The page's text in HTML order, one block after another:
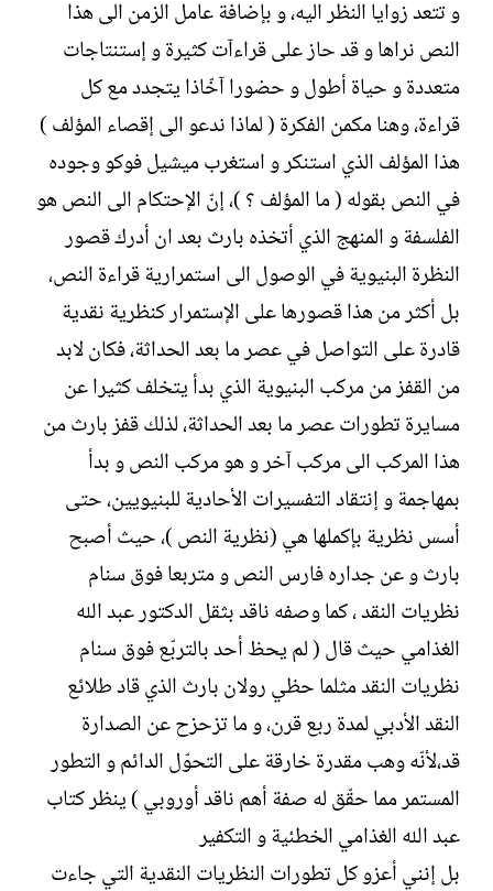
و تتعد زوايا النظر اليه، و بإضافة عامل الزمن الى هذا
النص نراها و قد حاز على قراءآت كثيرة و إستنتاجات
متعددة و حياة أطول و حضورا آخّاذا يتجدد مع كل
قراءة، وهنا مكمن الفكرة ( لماذا ندعو الى إقصاء المؤلف )
هذا المؤلف الذي استنكر و استغرب ميشيل فوكو وجوده
في النص بقوله ( ما المؤلف ؟ )، إنّ الإحتكام الى النص هو
الفلسفة و المنهج الذي أتخذه بارث بعد ان أدرك قصور
النظرة البنيوية في الوصول الى استمرارية قراءة النص،
بل أكثر من هذا قصورها على الإستمرار كنظرية نقدية
قادرة على التواصل في عصر ما بعد الحداثة، فكان لابد
من القفز من مركب البنيوية الذي بدأ يتخلف كثيرا عن
مسايرة تطورات عصر ما بعد الحداثة، لذلك قفز بارث من
هذا المركب الى مركب آخر و هو مركب النص و بدأ
بمهاجمة و إنتقاد التفسيرات الأحادية للبنيويين، حتى
أسس نظرية بإكملها هي (نظرية النص )، حيث أصبح
بارث و عن جداره فارس النص و متربعا فوق سنام
نظريات النقد ، كما وصفه ناقد بثقل الدكتور عبد الله
الغذامي حيث قال ( لم يحظ أحد بالتربّع فوق سنام
نظريات النقد مثلما حظي رولان بارث الذي قاد طلائع
النقد الأدبي لمدة ربع قرن، و ما تزحزح عن الصدارة
قد،لأنّه وهب مقدرة خارقة على التحوّل الدائم و التطور
المستمر مما حقّق له صفة أهم ناقد أوروبي ) ينظر كتاب
عبد الله الغذامي الخطئية و التكفير
بل إنني أعزو كل تطورات النظريات النقدية التي جاءت